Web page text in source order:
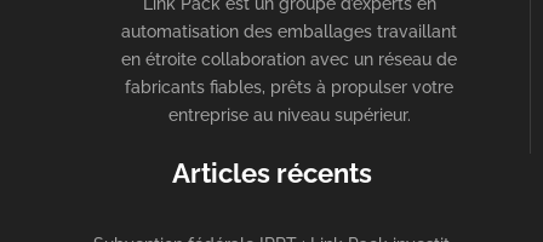
automatisation des emballages travaillant
en étroite collaboration avec un réseau de
fabricants fiables, prêts à propulser votre
entreprise au niveau supérieur.
Articles récents